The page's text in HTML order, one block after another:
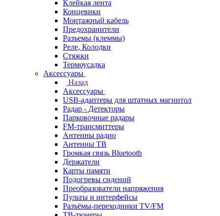
Клейкая лента
Концевики
Монтажный кабель
Предохранители
Разъемы (клеммы)
Реле, Колодки
Стяжки
Термоусадка
Аксессуары
Назад
Аксессуары
USB-адаптеры для штатных магнитол
Радар - Детекторы
Парковочные радары
FM-трансмиттеры
Антенны радио
Антенны ТВ
Громкая связь Bluetooth
Держатели
Карты памяти
Подогревы сидений
Преобразователи напряжения
Пульты и интерфейсы
Разъёмы-переходники TV/FM